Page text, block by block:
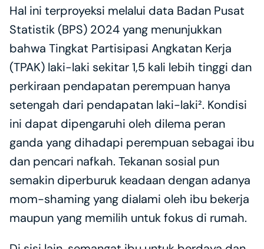
Hal ini terproyeksi melalui data Badan Pusat
Statistik (BPS) 2024 yang menunjukkan
bahwa Tingkat Partisipasi Angkatan Kerja
(TPAK) laki-laki sekitar 1,5 kali lebih tinggi dan
perkiraan pendapatan perempuan hanya
setengah dari pendapatan laki-laki². Kondisi
ini dapat dipengaruhi oleh dilema peran
ganda yang dihadapi perempuan sebagai ibu
dan pencari nafkah. Tekanan sosial pun
semakin diperburuk keadaan dengan adanya
mom-shaming yang dialami oleh ibu bekerja
maupun yang memilih untuk fokus di rumah.